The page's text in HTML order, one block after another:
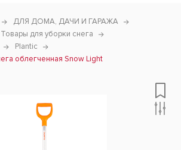
ДЛЯ ДОМА, ДАЧИ И ГАРАЖА
Товары для уборки снега
Plantic
облегченная Snow Light